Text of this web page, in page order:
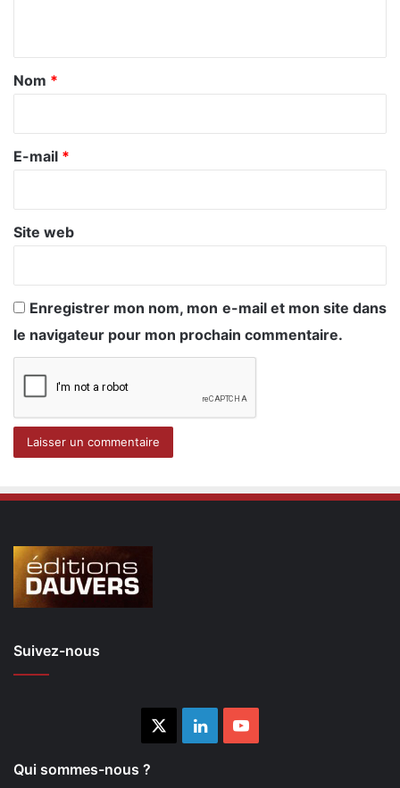
a
e
Nom *
E-mail *
Site web
Enregistrer mon nom, mon e-mail et mon site dans
le navigateur pour mon prochain commentaire.
Suivez-nous
LinkedinYouTube
Qui sommes-nous ?